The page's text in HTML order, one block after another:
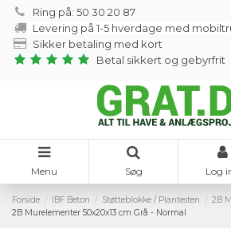
Ring på: 50 30 20 87
Levering på 1-5 hverdage med
Sikker betaling med kort
Betal sikkert og gebyrfrit
Menu Søg Log
Forside IBF Beton Støtteblokke / Plantesten 2B
2B Murelementer 50x20x13 cm Grå - Normal